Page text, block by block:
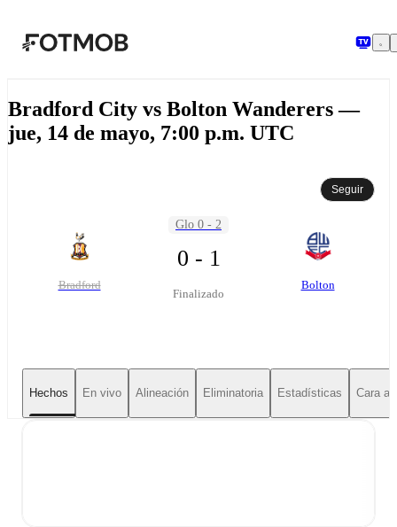
Bradford City vs Bolton Wanderers —
jue, 14 de mayo, 7:00 p.m. UTC
Seguir
Bradford
Glo 0 - 2
0 - 1
Finalizado
Bolton
Hechos En vivo Alineación Eliminatoria Estadísticas Cara a